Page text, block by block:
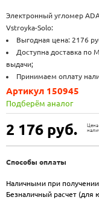
Электронный угломер
Vstroyka-Solo:
Выгодная цена: 2176
Доступна доставка по
выдачи;
Принимаем оплату
2 176 руб.
Артикул 150945
Подберём аналог
Способы оплаты
Наличными при
Безналичный расчет (для